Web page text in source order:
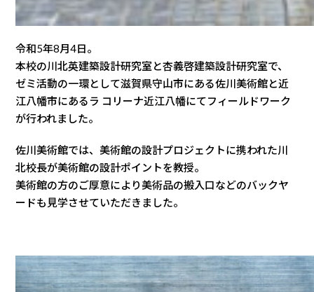
令和5年8月4日。
本校の川北英建築設計研究室と杏義啓建築設計研究室で、
ゼミ活動の一環として滋賀県守山市にある佐川美術館と近
江八幡市にあるラ コリーナ近江八幡にてフィールドワーク
が行われました。
佐川美術館では、美術館の設計プロジェクトに携われた川
北校長が美術館の設計ポイントを教授。
美術館の方のご厚意により美術品の搬入口などのバックヤ
ードも見学させていただきました。